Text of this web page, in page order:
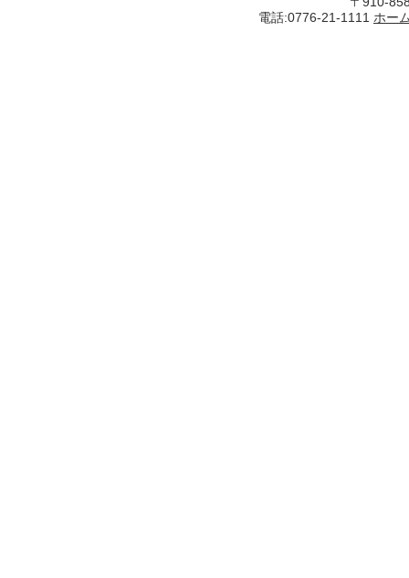
電話:0776-21-1111 ホー